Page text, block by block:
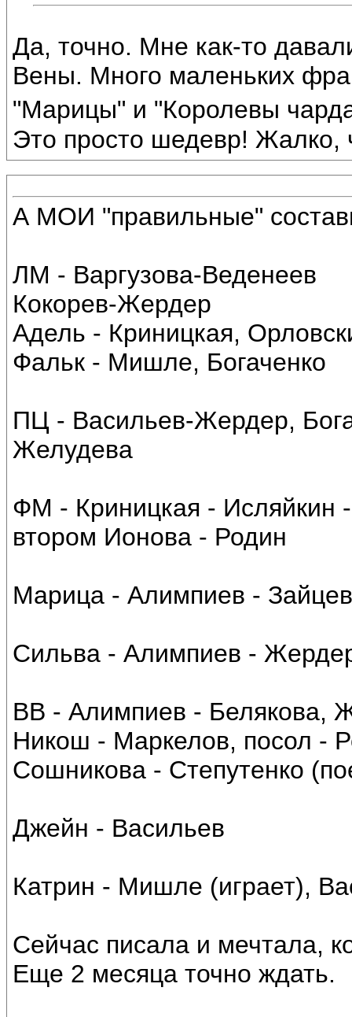
Да, точно. Мне как-то
Вены. Много маленьких
"Марицы" и "Королевы
Это просто шедевр! Жалко,
А МОИ "правильные"
ЛМ - Варгузова-Веденеев
Кокорев-Жердер
Адель - Криницкая,
Фальк - Мишле, Богаченко
ПЦ - Васильев-Жердер,
Желудева
ФМ - Криницкая - Исляйкин
втором Ионова - Родин
Марица - Алимпиев -
Сильва - Алимпиев -
ВВ - Алимпиев - Белякова,
Никош - Маркелов, посол -
Сошникова - Степутенко
Джейн - Васильев
Катрин - Мишле (играет),
Сейчас писала и мечтала,
Еще 2 месяца точно ждать.